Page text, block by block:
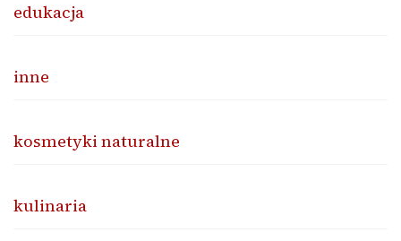
edukacja
inne
kosmetyki naturalne
kulinaria